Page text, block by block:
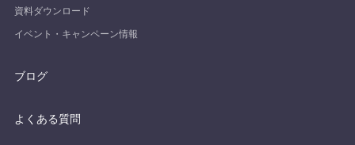
資料ダウンロード
イベント・キャンペーン情報
ブログ
よくある質問